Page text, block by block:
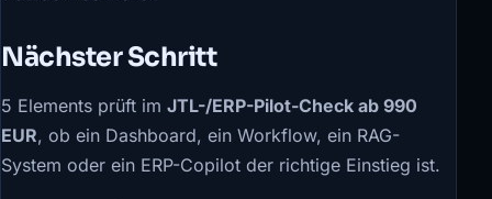
Nächster Schritt
5 Elements prüft im JTL-/ERP-Pilot-Check ab 990
EUR, ob ein Dashboard, ein Workflow, ein RAG-
System oder ein ERP-Copilot der richtige Einstieg ist.